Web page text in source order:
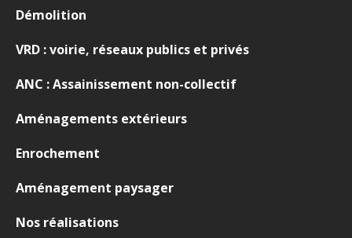
Démolition
VRD : voirie, réseaux publics et privés
ANC : Assainissement non-collectif
Aménagements extérieurs
Enrochement
Aménagement paysager
Nos réalisations